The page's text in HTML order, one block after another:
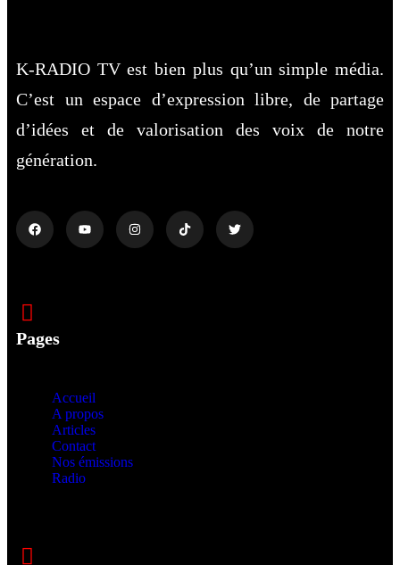
K-RADIO TV est bien plus qu’un simple média.
C’est un espace d’expression libre, de partage
d’idées et de valorisation des voix de notre
génération.
Pages
Accueil
A propos
Articles
Contact
Nos émissions
Radio